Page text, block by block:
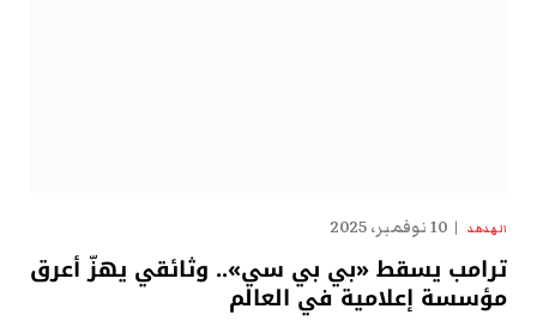
الهدهد 10 نوفمبر، 2025
ترامب يسقط «بي بي سي».. وثائقي يهزّ أعرق
مؤسسة إعلامية في العالم